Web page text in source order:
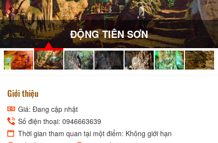
ĐỘNG TIÊN SƠN
Giới thiệu
Giá: Đang cập nhật
Số điện thoại: 0946663639
Thời gian tham quan tại một điểm: Không giới hạn